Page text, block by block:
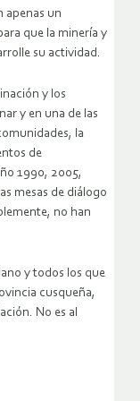
apenas un
que la minería y
su actividad.
y los
y en una de las
la
de
1990, 2005,
mesas de diálogo
no han
y todos los que
cusqueña,
No es al